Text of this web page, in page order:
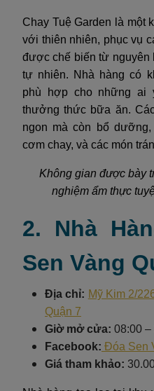
Chay Tuệ Garden là một
với thiên nhiên, phục vụ
được chế biến từ nguyên
tự nhiên. Nhà hàng có
phù hợp cho những ai
thưởng thức bữa ăn.
ngon mà còn bổ
cơm chay, và các món
Không gian được bày
nghiệm ẩm thực
2. Nhà
Sen Vàng
Địa chỉ: Mỹ Kim 2/
Quận 7
Giờ mở cửa: 08:00 –
Facebook: Đóa Sen
Giá tham khảo: